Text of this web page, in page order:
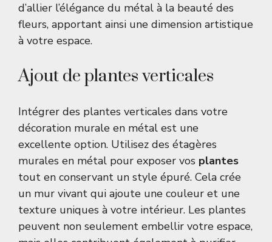
d’allier l’élégance du métal à la beauté des
fleurs, apportant ainsi une dimension artistique
à votre espace.
Ajout de plantes verticales
Intégrer des plantes verticales dans votre
décoration murale en métal est une
excellente option. Utilisez des étagères
murales en métal pour exposer vos plantes
tout en conservant un style épuré. Cela crée
un mur vivant qui ajoute une couleur et une
texture uniques à votre intérieur. Les plantes
peuvent non seulement embellir votre espace,